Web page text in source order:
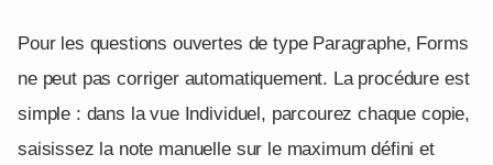
Pour les questions ouvertes de type Paragraphe, Forms
ne peut pas corriger automatiquement. La procédure est
simple : dans la vue Individuel, parcourez chaque copie,
saisissez la note manuelle sur le maximum défini et